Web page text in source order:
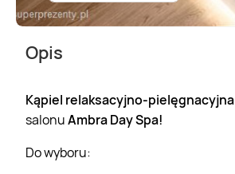
Opis
Kąpiel relaksacyjno-pielęgnacyjna
salonuAmbra Day Spa!
Do wyboru: